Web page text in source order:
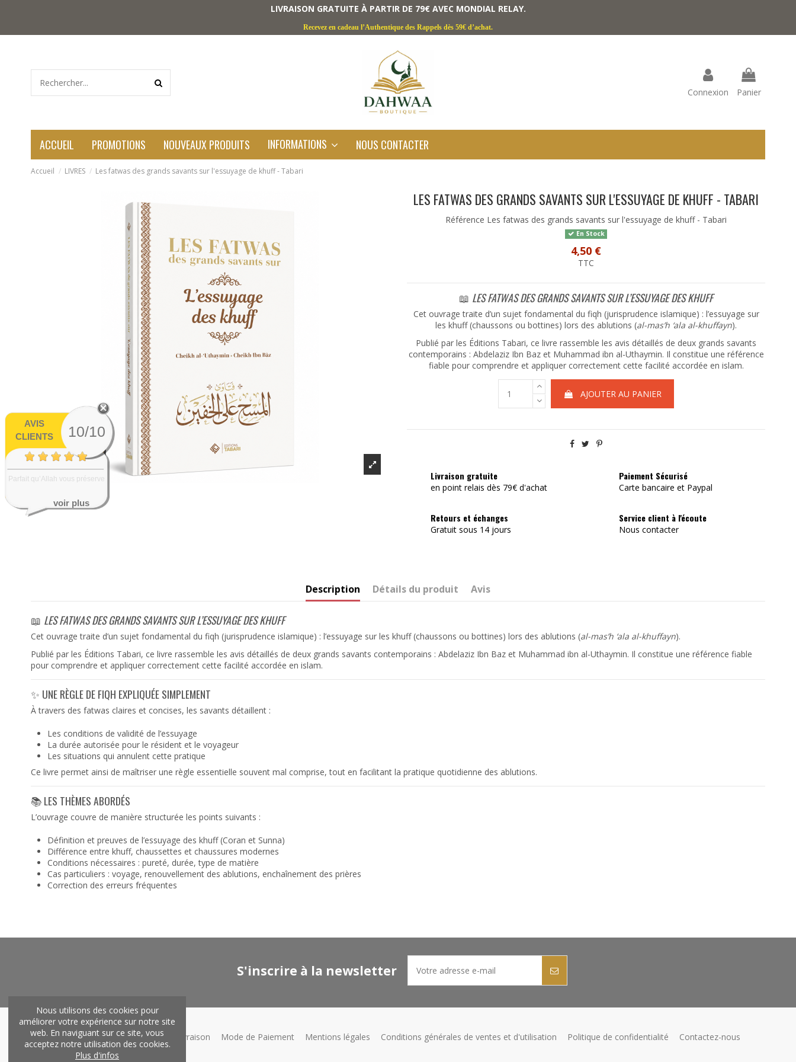
LIVRAISON GRATUITE À PARTIR DE 79€ AVEC MONDIAL RELAY.
Recevez en cadeau l’Authentique des Rappels dès 59€ d’achat.
Connexion Panier
ACCUEIL PROMOTIONS NOUVEAUX PRODUITS INFORMATIONS NOUS CONTACTER
Accueil LIVRES Les fatwas des grands savants sur l'essuyage de khuff - Tabari
LES FATWAS DES GRANDS SAVANTS SUR L'ESSUYAGE DE KHUFF - TABARI
Référence Les fatwas des grands savants sur l'essuyage de khuff - Tabari
En Stock
4,50 €
TTC
📖 LES FATWAS DES GRANDS SAVANTS SUR L’ESSUYAGE DES KHUFF
Cet ouvrage traite d’un sujet fondamental du fiqh (jurisprudence islamique) : l’essuyage sur
les khuff (chaussons ou bottines) lors des ablutions (al-mas’h ‘ala al-khuffayn).
Publié par les Éditions Tabari, ce livre rassemble les avis détaillés de deux grands savants
contemporains : Abdelaziz Ibn Bazet Muhammad ibn al-Uthaymin. Il constitue une référence
fiable pour comprendre et appliquer correctement cette facilité accordée en islam.
AJOUTER AU PANIER
Livraison gratuite
en point relais dès 79€ d'achat
Paiement Sécurisé
Carte bancaire et Paypal
Retours et échanges
Gratuit sous 14 jours
Service client à l'écoute
Nous contacter
Description Détails du produit Avis
📖 LES FATWAS DES GRANDS SAVANTS SUR L’ESSUYAGE DES KHUFF
Cet ouvrage traite d’un sujet fondamental du fiqh (jurisprudence islamique) : l’essuyage sur les khuff (chaussons ou bottines) lors des ablutions (al-mas’h ‘ala al-khuffayn).
Publié par les Éditions Tabari, ce livre rassemble les avis détaillés de deux grands savants contemporains : Abdelaziz Ibn Baz et Muhammad ibn al-Uthaymin. Il constitue une référence fiable
pour comprendre et appliquer correctement cette facilité accordée en islam.
✨ UNE RÈGLE DE FIQH EXPLIQUÉE SIMPLEMENT
À travers des fatwas claires et concises, les savants détaillent :
Les conditions de validité de l’essuyage
La durée autorisée pour le résident et le voyageur
Les situations qui annulent cette pratique
Ce livre permet ainsi de maîtriser une règle essentielle souvent mal comprise, tout en facilitant la pratique quotidienne des ablutions.
📚 LES THÈMES ABORDÉS
L’ouvrage couvre de manière structurée les points suivants :
Définition et preuves de l’essuyage des khuff (Coran et Sunna)
Différence entre khuff, chaussettes et chaussures modernes
Conditions nécessaires : pureté, durée, type de matière
Cas particuliers : voyage, renouvellement des ablutions, enchaînement des prières
Correction des erreurs fréquentes
S'inscrire à la newsletter
Que faire en cas de problème? Livraison Mode de Paiement Mentions légales Conditions générales de ventes et d'utilisation Politique de confidentialité Contactez-nous
AVIS
CLIENTS
10/10
Parfait qu’Allah vous préserve
voir plus
Nous utilisons des cookies pour
améliorer votre expérience sur notre site
web. En naviguant sur ce site, vous
acceptez notre utilisation des cookies.
Plus d'infos